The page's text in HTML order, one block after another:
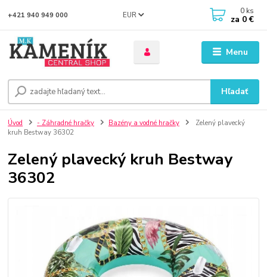
Menu
EUR
Hľadať
+421 940 949 000 0 ks
za 0 €
Úvod - Záhradné hračky Bazény a vodné hračky
Zelený plavecký
kruh Bestway 36302
Zelený plavecký kruh Bestway
36302